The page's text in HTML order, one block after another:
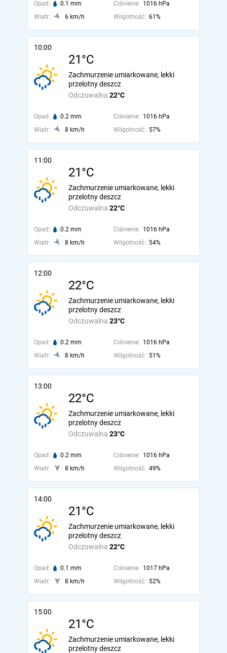
Opad: 0.1 mm Ciśnienie: 1016 hPa
Wiatr:
6 km/h Wilgotność: 61%
10:00
21°C
Odczuwalna 22°C
Zachmurzenie umiarkowane, lekki
przelotny deszcz
Opad: 0.2 mm Ciśnienie: 1016 hPa
Wiatr:
8 km/h Wilgotność: 57%
11:00
21°C
Odczuwalna 22°C
Zachmurzenie umiarkowane, lekki
przelotny deszcz
Opad: 0.2 mm Ciśnienie: 1016 hPa
Wiatr:
8 km/h Wilgotność: 54%
12:00
22°C
Odczuwalna 23°C
Zachmurzenie umiarkowane, lekki
przelotny deszcz
Opad: 0.2 mm Ciśnienie: 1016 hPa
Wiatr:
8 km/h Wilgotność: 51%
13:00
22°C
Odczuwalna 23°C
Zachmurzenie umiarkowane, lekki
przelotny deszcz
Opad: 0.2 mm Ciśnienie: 1016 hPa
Wiatr:
8 km/h Wilgotność: 49%
14:00
21°C
Odczuwalna 22°C
Zachmurzenie umiarkowane, lekki
przelotny deszcz
Opad: 0.1 mm Ciśnienie: 1017 hPa
Wiatr:
8 km/h Wilgotność: 52%
15:00
21°C
Zachmurzenie umiarkowane, lekki
przelotny deszcz